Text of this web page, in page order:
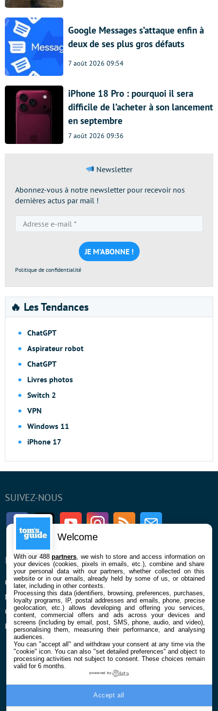
Google Messages s’attaque enfin à
deux de ses plus gros défauts
7 août 2026 09:54
iPhone 18 Pro : pourquoi il sera
difficile de l’acheter à son lancement
en septembre
7 août 2026 09:36
Newsletter
Abonnez-vous à notre newsletter pour recevoir nos
dernières actus par mail !
e-
mail
*
Politique de confidentialité
🔥 Les Tendances
ChatGPT
Aspirateur robot
ChatGPT
Livres photos
Switch 2
VPN
Windows 11
iPhone 17
SUIVEZ-NOUS
FacebookTwitter Youtube InstagramRSS Newsletter
ENTREPRISE
Qui sommes nous
Mentions légales et CGU
Confidentialité et Cookies
Préférences cookies
À PROPOS
La rédaction
Contact
Welcome
With our 488partners , we wish to store and access information on
your devices (cookies, pixels in emails, etc.), combine and share
your personal data with our partners, whether collected on this
website or in our emails, already held by some of us, or obtained
later, including in other contexts.
Processing this data (identifiers, browsing, preferences, purchases,
loyalty programs, IP, postal addresses and emails, phone, precise
geolocation, etc.) allows developing and offering you services,
content, commercial offers and ads across your devices and
screens (including by email, post, SMS, phone, audio, and video),
personalising them, measuring their performance, and analysing
audiences.
You can "accept all" and withdraw your consent at any time via the
"cookie" icon. You can also "set detailed preferences" and object to
processing activities not subject to consent. These choices remain
valid for 6 months.
powered by
Accept all